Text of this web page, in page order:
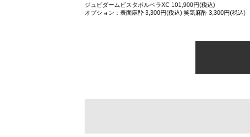
ジュビダームビスタボルベラXC 101,900円(税込)
オプション：表面麻酔 3,300円(税込) 笑気麻酔 3,300円(税込)